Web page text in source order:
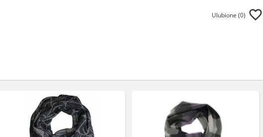
Ulubione (0)